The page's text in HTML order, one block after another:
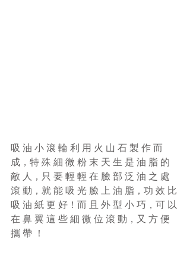
吸 油 小 滾 輪 利 用 火 山 石 製 作 而
成，特 殊 細 微 粉 末 天 生 是 油 脂 的
敵 人，只 要 輕 輕 在 臉 部 泛 油 之 處
滾 動，就 能 吸 光 臉 上 油 脂，功 效 比
吸 油 紙 更 好！而 且 外 型 小 巧，可 以
在 鼻 翼 這 些 細 微 位 滾 動，又 方 便
攜 帶 ！